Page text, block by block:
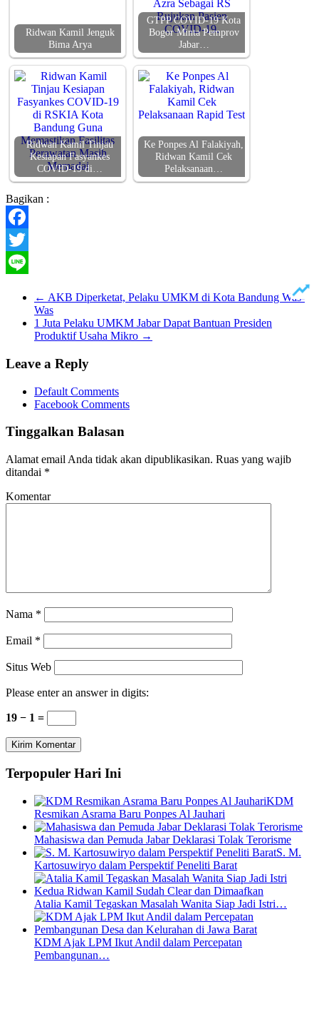
Ridwan Kamil Jenguk
Bima Arya
GTPP COVID-19 Kota
Bogor Minta Pemprov
Jabar…
Ridwan Kamil Tinjau
Kesiapan Fasyankes
COVID-19 di…
Ke Ponpes Al Falakiyah,
Ridwan Kamil Cek
Pelaksanaan…
Bagikan :
Facebook
Twitter
← AKB Diperketat, Pelaku UMKM di Kota Bandung Was-
Was
1 Juta Pelaku UMKM Jabar Dapat Bantuan Presiden
Produktif Usaha Mikro →
Leave a Reply
Default Comments
Facebook Comments
Tinggalkan Balasan
Alamat email Anda tidak akan dipublikasikan. Ruas yang wajib
ditandai *
Komentar
Nama *
Email *
Situs Web
Please enter an answer in digits:
19 − 1 =
Terpopuler Hari Ini
KDM
Resmikan Asrama Baru Ponpes Al Jauhari
Mahasiswa dan Pemuda Jabar Deklarasi Tolak Terorisme
S. M.
Kartosuwiryo dalam Perspektif Peneliti Barat
Atalia Kamil Tegaskan Masalah Wanita Siap Jadi Istri…
KDM Ajak LPM Ikut Andil dalam Percepatan
Pembangunan…